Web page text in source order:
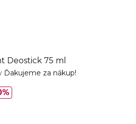
Deostick 75 ml
Ďakujeme za nákup!